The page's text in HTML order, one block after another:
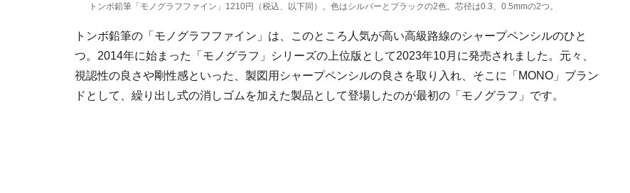
トンボ鉛筆「モノグラフファイン」1210円（税込、以下同）。色はシルバーとブラックの2色。芯径は0.3、0.5mmの2つ。
トンボ鉛筆の「モノグラフファイン」は、このところ人気が高い高級路線のシャープペンシルのひと
つ。2014年に始まった「モノグラフ」シリーズの上位版として2023年10月に発売されました。元々、
視認性の良さや剛性感といった、製図用シャープペンシルの良さを取り入れ、そこに「MONO」ブラン
ドとして、繰り出し式の消しゴムを加えた製品として登場したのが最初の「モノグラフ」です。